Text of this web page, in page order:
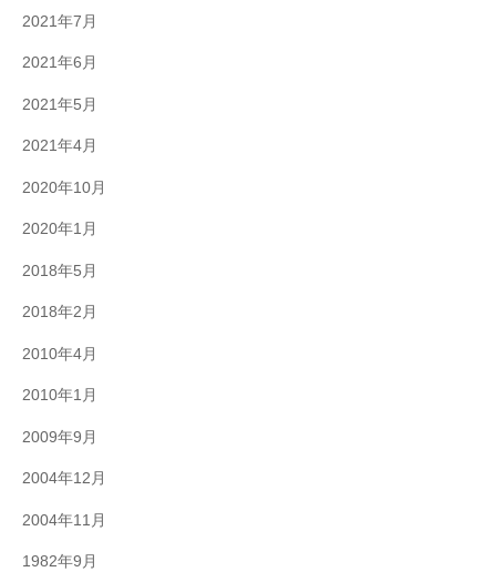
2021年7月
2021年6月
2021年5月
2021年4月
2020年10月
2020年1月
2018年5月
2018年2月
2010年4月
2010年1月
2009年9月
2004年12月
2004年11月
1982年9月